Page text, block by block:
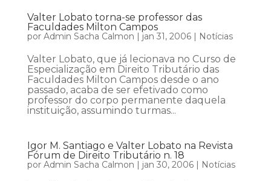
Valter Lobato torna-se professor das
Faculdades Milton Campos
por Admin Sacha Calmon | jan 31, 2006| Notícias
Valter Lobato, que já lecionava no Curso de
Especialização em Direito Tributário das
Faculdades Milton Campos desde o ano
passado, acaba de ser efetivado como
professor do corpo permanente daquela
instituição, assumindo turmas...
Igor M. Santiago e Valter Lobato na Revista
Fórum de Direito Tributário n. 18
por Admin Sacha Calmon | jan 30, 2006| Notícias